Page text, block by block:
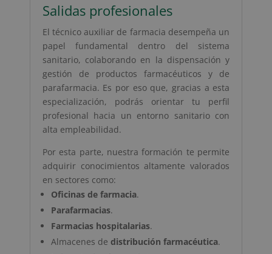
Salidas profesionales
El técnico auxiliar de farmacia desempeña un
papel fundamental dentro del sistema
sanitario, colaborando en la dispensación y
gestión de productos farmacéuticos y de
parafarmacia. Es por eso que, gracias a esta
especialización, podrás orientar tu perfil
profesional hacia un entorno sanitario con
alta empleabilidad.
Por esta parte, nuestra formación te permite
adquirir conocimientos altamente valorados
en sectores como:
Oficinas de farmacia.
Parafarmacias.
Farmacias hospitalarias.
Almacenes de distribución farmacéutica.